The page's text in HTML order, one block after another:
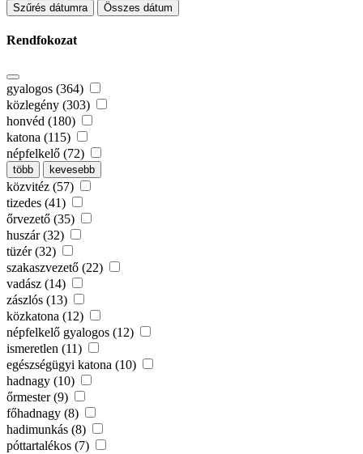
Szűrés dátumra Összes dátum
Rendfokozat
gyalogos (364)
közlegény (303)
honvéd (180)
katona (115)
népfelkelő (72)
több kevesebb
közvitéz (57)
tizedes (41)
őrvezető (35)
huszár (32)
tüzér (32)
szakaszvezető (22)
vadász (14)
zászlós (13)
közkatona (12)
népfelkelő gyalogos (12)
ismeretlen (11)
egészségügyi katona (10)
hadnagy (10)
őrmester (9)
főhadnagy (8)
hadimunkás (8)
póttartalékos (7)